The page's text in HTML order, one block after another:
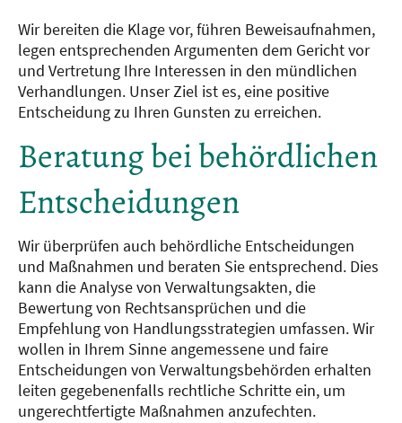
Wir bereiten die Klage vor, führen Beweisaufnahmen,
legen entsprechenden Argumenten dem Gericht vor
und Vertretung Ihre Interessen in den mündlichen
Verhandlungen. Unser Ziel ist es, eine positive
Entscheidung zu Ihren Gunsten zu erreichen.
Beratung bei behördlichen
Entscheidungen
Wir überprüfen auch behördliche Entscheidungen
und Maßnahmen und beraten Sie entsprechend. Dies
kann die Analyse von Verwaltungsakten, die
Bewertung von Rechtsansprüchen und die
Empfehlung von Handlungsstrategien umfassen. Wir
wollen in Ihrem Sinne angemessene und faire
Entscheidungen von Verwaltungsbehörden erhalten
leiten gegebenenfalls rechtliche Schritte ein, um
ungerechtfertigte Maßnahmen anzufechten.